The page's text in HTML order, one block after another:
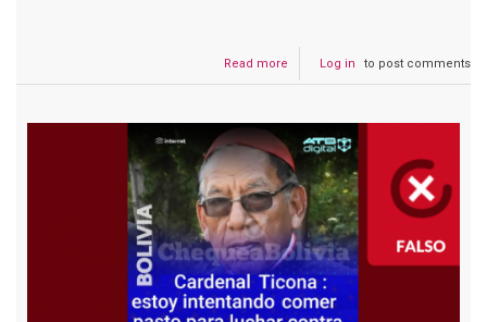
Read more
Es
camioneros
de
Italia
protestaron
en
contra
de
“tiranía
sanitaria”
Log in to post comments